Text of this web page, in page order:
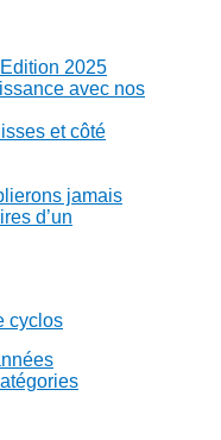
2025
avec nos
et côté
jamais
d’un
cyclos